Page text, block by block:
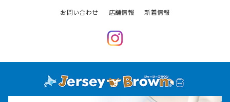
お問い合わせ 店舗情報 新着情報